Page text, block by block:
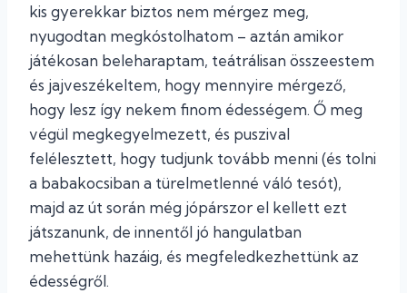
kis gyerekkar biztos nem mérgez meg,
nyugodtan megkóstolhatom – aztán amikor
játékosan beleharaptam, teátrálisan összeestem
és jajveszékeltem, hogy mennyire mérgező,
hogy lesz így nekem finom édességem. Ő meg
végül megkegyelmezett, és puszival
felélesztett, hogy tudjunk tovább menni (és tolni
a babakocsiban a türelmetlenné váló tesót),
majd az út során még jópárszor el kellett ezt
játszanunk, de innentől jó hangulatban
mehettünk hazáig, és megfeledkezhettünk az
édességről.